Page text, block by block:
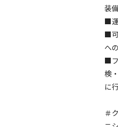
装
■運
■
へ
■
検
に
＃